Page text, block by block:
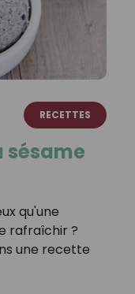
RECETTES
sésame
qu'une
rafraîchir ?
une recette